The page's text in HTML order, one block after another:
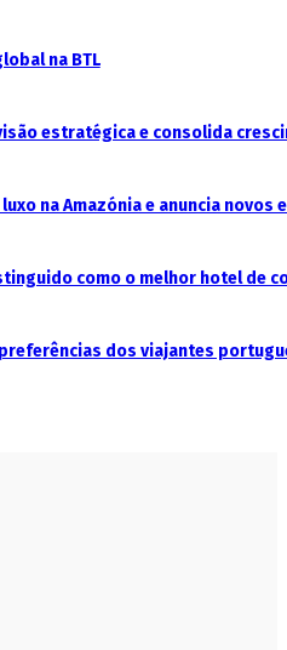
na BTL
estratégica e consolida
na Amazónia e anuncia
como o melhor hotel de
dos viajantes